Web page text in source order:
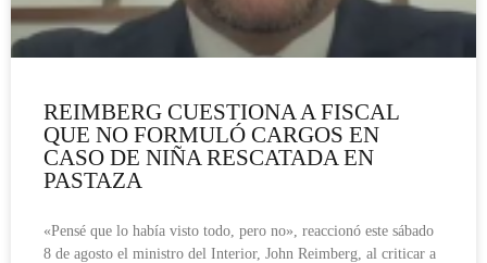
REIMBERG CUESTIONA A FISCAL
QUE NO FORMULÓ CARGOS EN
CASO DE NIÑA RESCATADA EN
PASTAZA
«Pensé que lo había visto todo, pero no», reaccionó este sábado
8 de agosto el ministro del Interior, John Reimberg, al criticar a